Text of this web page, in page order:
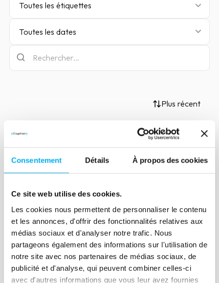
Consentement Détails À propos des cookies
Ce site web utilise des cookies.
Les cookies nous permettent de personnaliser le contenu
et les annonces, d'offrir des fonctionnalités relatives aux
médias sociaux et d'analyser notre trafic. Nous
partageons également des informations sur l'utilisation de
notre site avec nos partenaires de médias sociaux, de
publicité et d'analyse, qui peuvent combiner celles-ci
avec d'autres informations que vous leur avez fournies
Toutes les étiquettes
Toutes les dates
Plus récent
Article
Crise du secteur
06 mars 2025 Risk management
Lire la suite